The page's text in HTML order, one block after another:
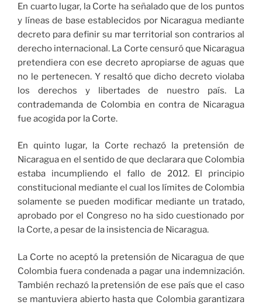
En cuarto lugar, la Corte ha señalado que de los puntos
y líneas de base establecidos por Nicaragua mediante
decreto para definir su mar territorial son contrarios al
derecho internacional. La Corte censuró que Nicaragua
pretendiera con ese decreto apropiarse de aguas que
no le pertenecen. Y resaltó que dicho decreto violaba
los derechos y libertades de nuestro país. La
contrademanda de Colombia en contra de Nicaragua
fue acogida por la Corte.
En quinto lugar, la Corte rechazó la pretensión de
Nicaragua en el sentido de que declarara que Colombia
estaba incumpliendo el fallo de 2012. El principio
constitucional mediante el cual los límites de Colombia
solamente se pueden modificar mediante un tratado,
aprobado por el Congreso no ha sido cuestionado por
la Corte, a pesar de la insistencia de Nicaragua.
La Corte no aceptó la pretensión de Nicaragua de que
Colombia fuera condenada a pagar una indemnización.
También rechazó la pretensión de ese país que el caso
se mantuviera abierto hasta que Colombia garantizara